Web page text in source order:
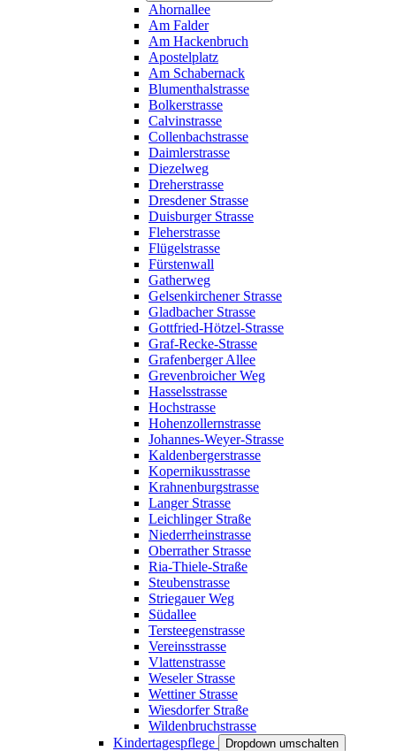
Ahornallee
Am Falder
Am Hackenbruch
Apostelplatz
Am Schabernack
Blumenthalstrasse
Bolkerstrasse
Calvinstrasse
Collenbachstrasse
Daimlerstrasse
Diezelweg
Dreherstrasse
Dresdener Strasse
Duisburger Strasse
Fleherstrasse
Flügelstrasse
Fürstenwall
Gatherweg
Gelsenkirchener Strasse
Gladbacher Strasse
Gottfried-Hötzel-Strasse
Graf-Recke-Strasse
Grafenberger Allee
Grevenbroicher Weg
Hasselsstrasse
Hochstrasse
Hohenzollernstrasse
Johannes-Weyer-Strasse
Kaldenbergerstrasse
Kopernikusstrasse
Krahnenburgstrasse
Langer Strasse
Leichlinger Straße
Niederrheinstrasse
Oberrather Strasse
Ria-Thiele-Straße
Steubenstrasse
Striegauer Weg
Südallee
Tersteegenstrasse
Vereinsstrasse
Vlattenstrasse
Weseler Strasse
Wettiner Strasse
Wiesdorfer Straße
Wildenbruchstrasse
Kindertagespflege
Dropdown umschalten